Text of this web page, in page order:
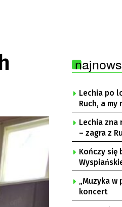
Lechia po
Ruch, a my
Lechia zna
– zagra z
Kończy się
„Muzyka w
koncert